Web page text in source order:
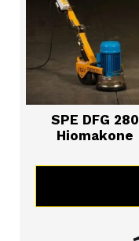
SPE DFG 280
Hiomakone